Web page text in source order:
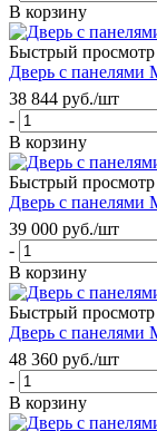
В корзину
Быстрый просмотр
Дверь с
38 844 руб./шт
-
В корзину
Быстрый просмотр
Дверь с
39 000 руб./шт
-
В корзину
Быстрый просмотр
Дверь с
48 360 руб./шт
-
В корзину